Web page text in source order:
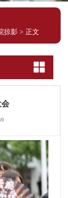
掠影 > 正文